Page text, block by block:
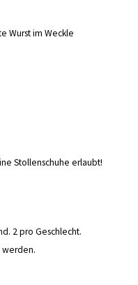
Wurst im Weckle
Stollenschuhe erlaubt!
2 pro Geschlecht.
werden.